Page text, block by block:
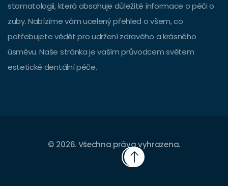
stomatologii, která obsahuje důležité informace o péči o
zuby. Nabízíme vám ucelený přehled o všem, co
potřebujete vědět pro udržení zdravého a krásného
úsměvu. Naše stránka je vaším průvodcem světem
estetické dentální péče.
© 2026. Všechna práva vyhrazena.